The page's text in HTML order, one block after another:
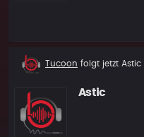
Neuer
Tucoon folgt jetzt Astic
Astic